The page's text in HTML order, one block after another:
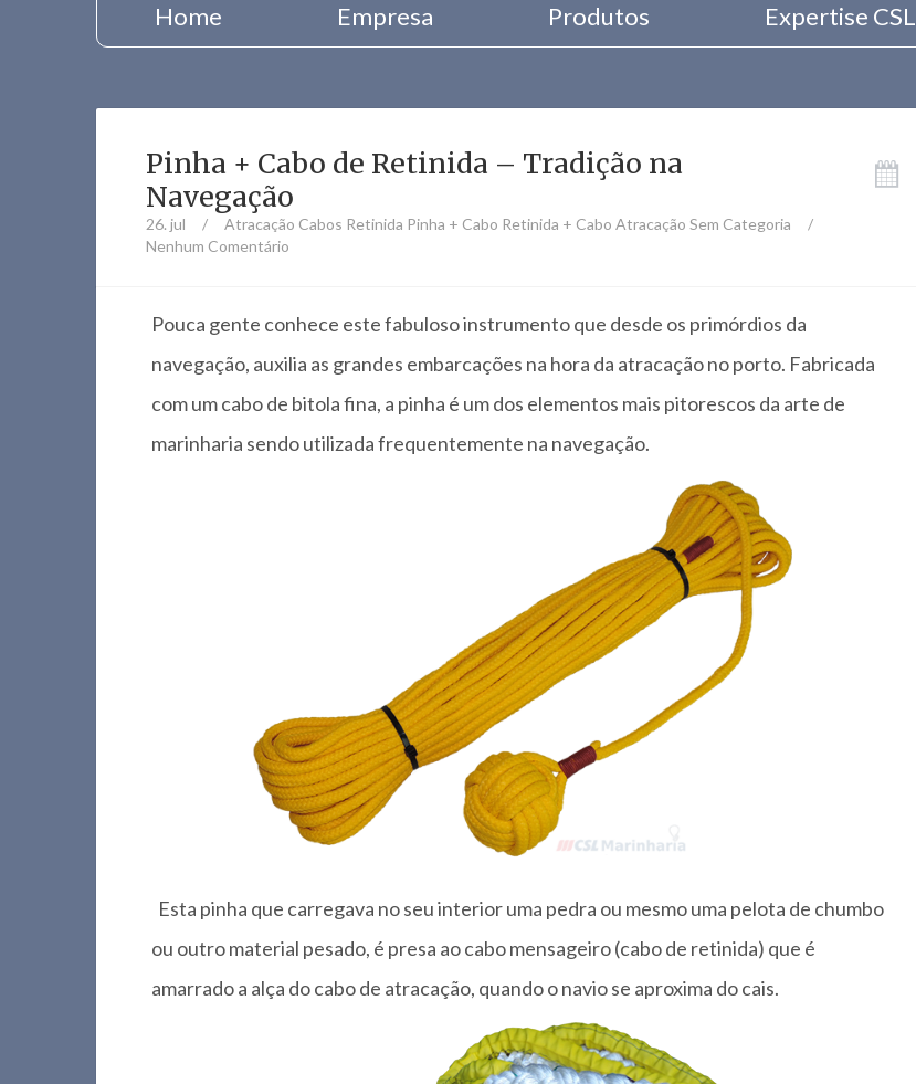
Home Empresa Produtos Expertise CSL
Pinha + Cabo de Retinida – Tradição na
Navegação
26. jul / Atracação Cabos Retinida Pinha + Cabo Retinida + Cabo Atracação Sem Categoria
/
Nenhum Comentário
Pouca gente conhece este fabuloso instrumento que desde os primórdios da
navegação, auxilia as grandes embarcações na hora da atracação no porto. Fabricada
com um cabo de bitola fina, a pinha é um dos elementos mais pitorescos da arte de
marinharia sendo utilizada frequentemente na navegação.
Esta pinha que carregava no seu interior uma pedra ou mesmo uma pelota de chumbo
ou outro material pesado, é presa ao cabo mensageiro (cabo de retinida) que é
amarrado a alça do cabo de atracação, quando o navio se aproxima do cais.